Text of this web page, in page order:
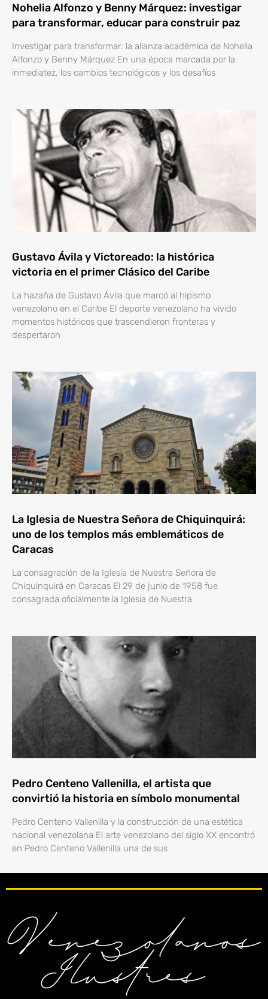
Nohelia Alfonzo y Benny Márquez: investigar
para transformar, educar para construir paz
Investigar para transformar: la alianza académica de Nohelia
Alfonzo y Benny Márquez En una época marcada por la
inmediatez, los cambios tecnológicos y los desafíos
Gustavo Ávila y Victoreado: la histórica
victoria en el primer Clásico del Caribe
La hazaña de Gustavo Ávila que marcó al hipismo
venezolano en el Caribe El deporte venezolano ha vivido
momentos históricos que trascendieron fronteras y
despertaron
La Iglesia de Nuestra Señora de Chiquinquirá:
uno de los templos más emblemáticos de
Caracas
La consagración de la Iglesia de Nuestra Señora de
Chiquinquirá en Caracas El 29 de junio de 1958 fue
consagrada oficialmente la Iglesia de Nuestra
Pedro Centeno Vallenilla, el artista que
convirtió la historia en símbolo monumental
Pedro Centeno Vallenilla y la construcción de una estética
nacional venezolana El arte venezolano del siglo XX encontró
en Pedro Centeno Vallenilla una de sus